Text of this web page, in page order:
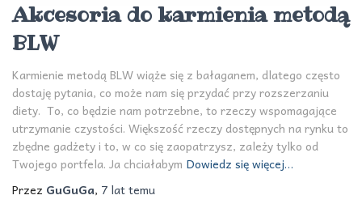
Akcesoria do karmienia metodą
BLW
Karmienie metodą BLW wiąże się z bałaganem, dlatego często
dostaję pytania, co może nam się przydać przy rozszerzaniu
diety. To, co będzie nam potrzebne, to rzeczy wspomagające
utrzymanie czystości. Większość rzeczy dostępnych na rynku to
zbędne gadżety i to, w co się zaopatrzysz, zależy tylko od
Twojego portfela. Ja chciałabym Dowiedz się więcej…
Przez GuGuGa, 7 lattemu